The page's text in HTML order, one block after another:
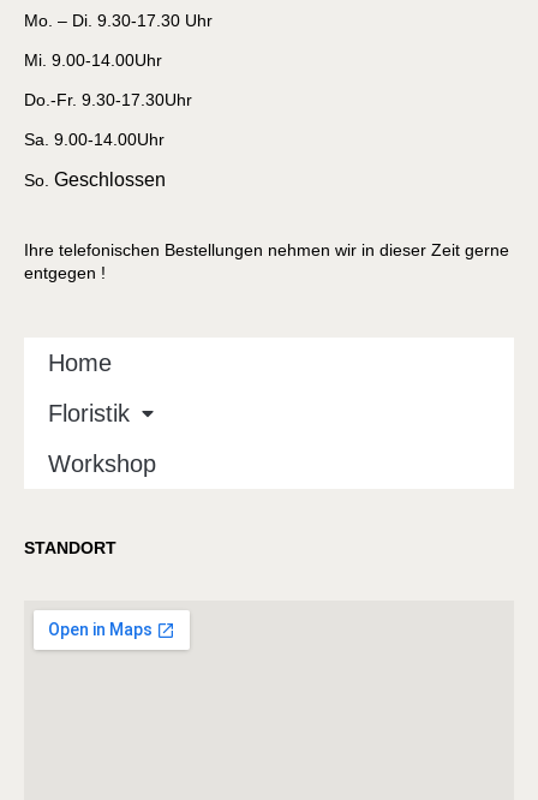
Mo. – Di. 9.30-17.30 Uhr
Mi. 9.00-14.00Uhr
Do.-Fr. 9.30-17.30Uhr
Sa. 9.00-14.00Uhr
So. Geschlossen
Ihre telefonischen Bestellungen nehmen wir in dieser Zeit gerne
entgegen !
Home
Floristik
Workshop
STANDORT